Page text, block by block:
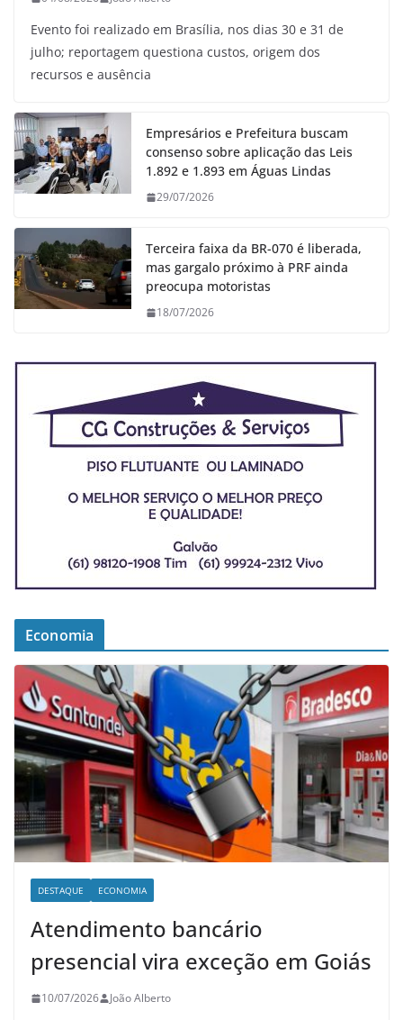
Evento foi realizado em Brasília, nos dias 30 e 31 de
julho; reportagem questiona custos, origem dos
recursos e ausência
Empresários e Prefeitura buscam
consenso sobre aplicação das Leis
1.892 e 1.893 em Águas Lindas
29/07/2026
Terceira faixa da BR-070 é liberada,
mas gargalo próximo à PRF ainda
preocupa motoristas
18/07/2026
Economia
DESTAQUE ECONOMIA
Atendimento bancário
presencial vira exceção em Goiás
10/07/2026 João Alberto